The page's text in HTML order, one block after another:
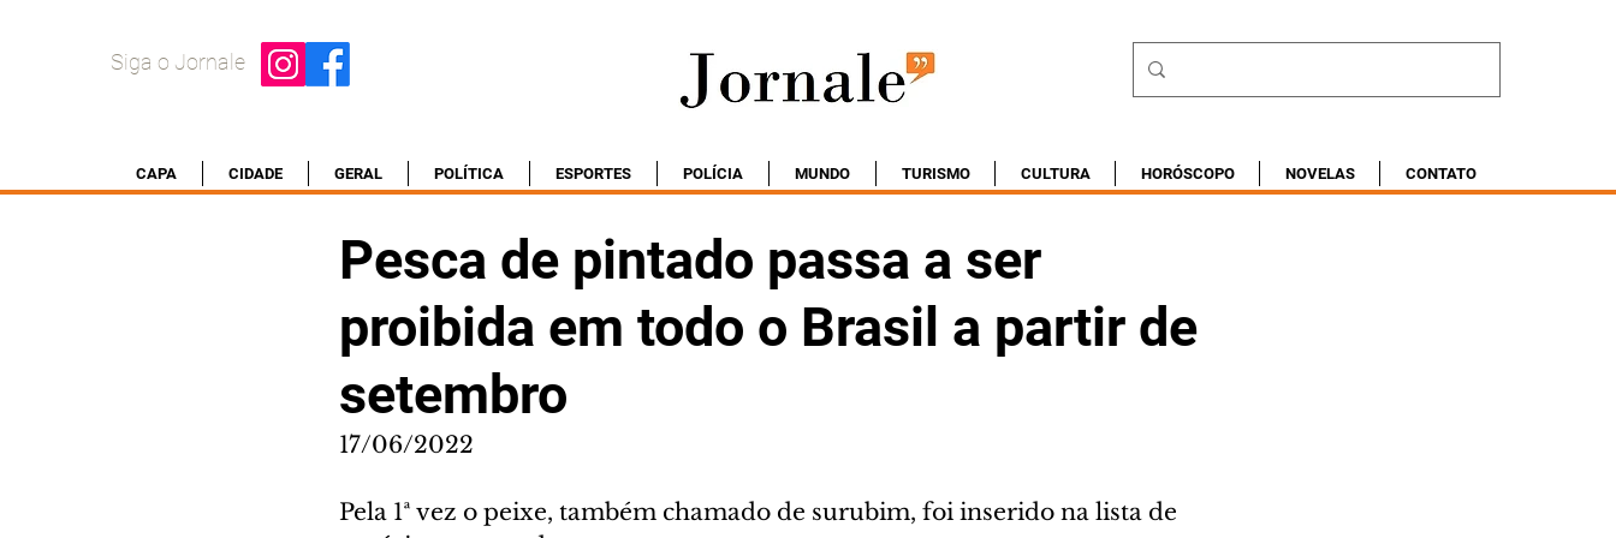
Siga o Jornale
CAPA CIDADE GERAL POLÍTICA ESPORTES POLÍCIA MUNDO TURISMO CULTURA HORÓSCOPO NOVELAS CONTATO
Pesca de pintado passa a ser
proibida em todo o Brasil a partir de
setembro
17/06/2022
Pela 1ª vez o peixe, também chamado de surubim, foi inserido na lista de